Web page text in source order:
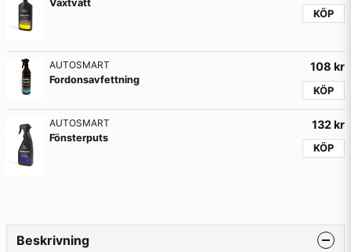
Vaxtvätt
KÖP
AUTOSMART
Fordonsavfettning
108 kr
KÖP
AUTOSMART
Fönsterputs
132 kr
KÖP
Beskrivning